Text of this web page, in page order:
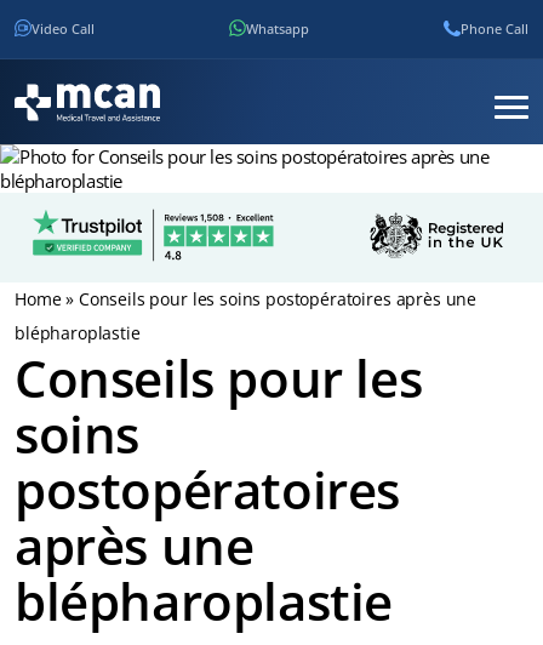
Video Call Whatsapp Phone Call
Home» Conseils pour les soins postopératoires après une
blépharoplastie
Conseils pour les
soins
postopératoires
après une
blépharoplastie